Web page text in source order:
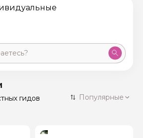
50 экскурсий
гидов
Популярные